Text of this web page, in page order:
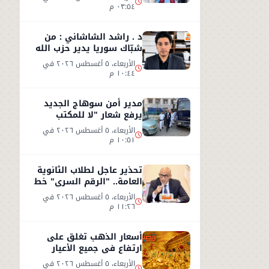
٠٣:٥٤ م
د . راشد الشاشاني : من
شبّاك سوريا يدير حزب الله
وجهه نحو السعوديّة الأربعاء، ٥ أغسطس ٢٠٢٦ في
١٠:٤٤ م
مدير أمن سوهاج الجديد
يرفع شعار "لا للمكتب
المكيف" الأربعاء، ٥ أغسطس ٢٠٢٦ في
١٠:٥١ م
تحذير عاجل لطلاب الثانوية
العامة.. "الرقم السري" خط
أحمر الأربعاء، ٥ أغسطس ٢٠٢٦ في
١١:٢٦ م
أسعار الذهب تغلق على
ارتفاع في جميع الأعيار
الأربعاء، ٥ أغسطس ٢٠٢٦ في